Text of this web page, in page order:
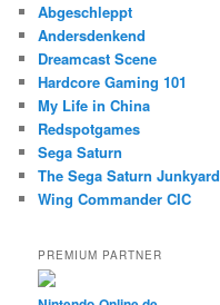
Abgeschleppt
Andersdenkend
Dreamcast Scene
Hardcore Gaming 101
My Life in China
Redspotgames
Sega Saturn
The Sega Saturn Junkyard
Wing Commander CIC
PREMIUM PARTNER